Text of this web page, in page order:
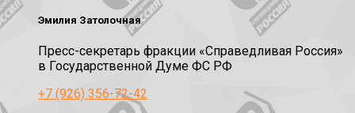
Эмилия Затолочная
Пресс-секретарь фракции «Справедливая Россия»
в Государственной Думе ФС РФ
+7 (926) 356-72-42